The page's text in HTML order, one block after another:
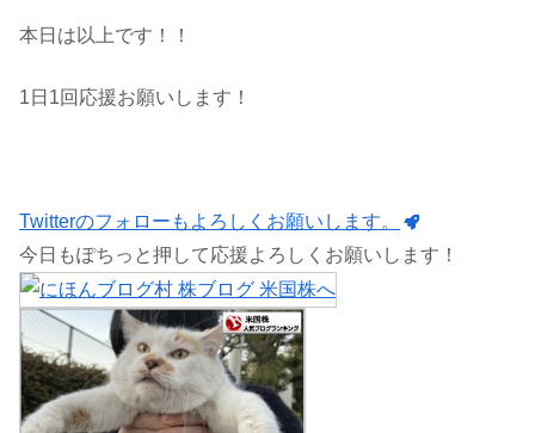
本日は以上です！！
1日1回応援お願いします！
Twitterのフォローもよろしくお願いします。
今日もぽちっと押して応援よろしくお願いします！